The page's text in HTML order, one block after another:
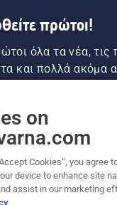
πρώτοι!
όλα τα νέα, τις
και πολλά ακόμα
ΣΤΟ ΕΝΗΜΕΡΩΤΙΚΌ
on
Cookies”, you agree
device to enhance site
assist in our marketing